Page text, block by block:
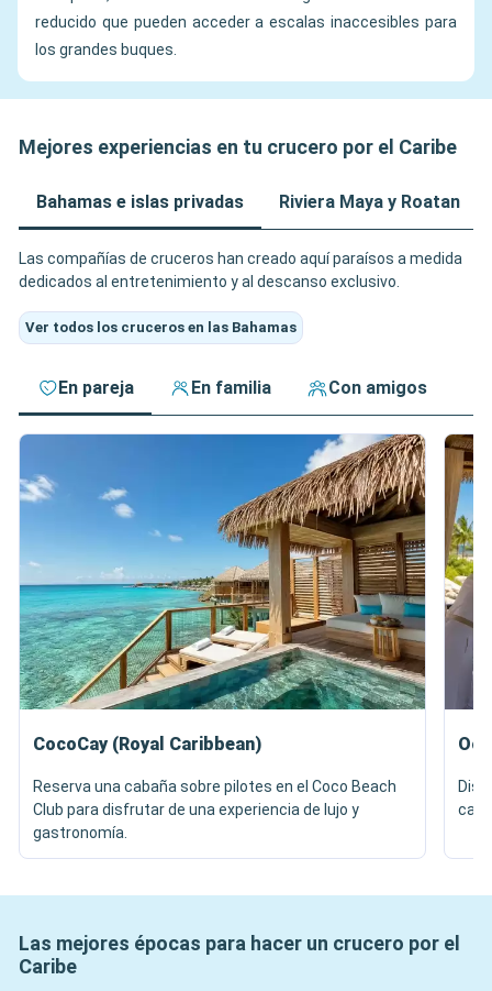
reducido que pueden acceder a escalas inaccesibles para
los grandes buques.
Mejores experiencias en tu crucero por el Caribe
Bahamas e islas privadas Riviera Maya y Roatan
Las compañías de cruceros han creado aquí paraísos a medida
dedicados al entretenimiento y al descanso exclusivo.
Ver todos los cruceros en las Bahamas
En pareja En familia Con amigos
CocoCay (Royal Caribbean)
Reserva una cabaña sobre pilotes en el Coco Beach
Club para disfrutar de una experiencia de lujo y
gastronomía.
Las mejores épocas para hacer un crucero por el
Caribe